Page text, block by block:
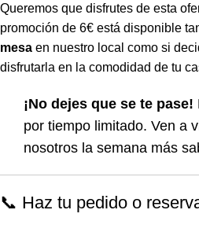
Queremos que disfrutes de esta
promoción de 6€ está disponible
mesa en nuestro local como si
disfrutarla en la comodidad de tu
¡No dejes que se te pase!
por tiempo limitado. Ven a
nosotros la semana más
📞 Haz tu pedido o